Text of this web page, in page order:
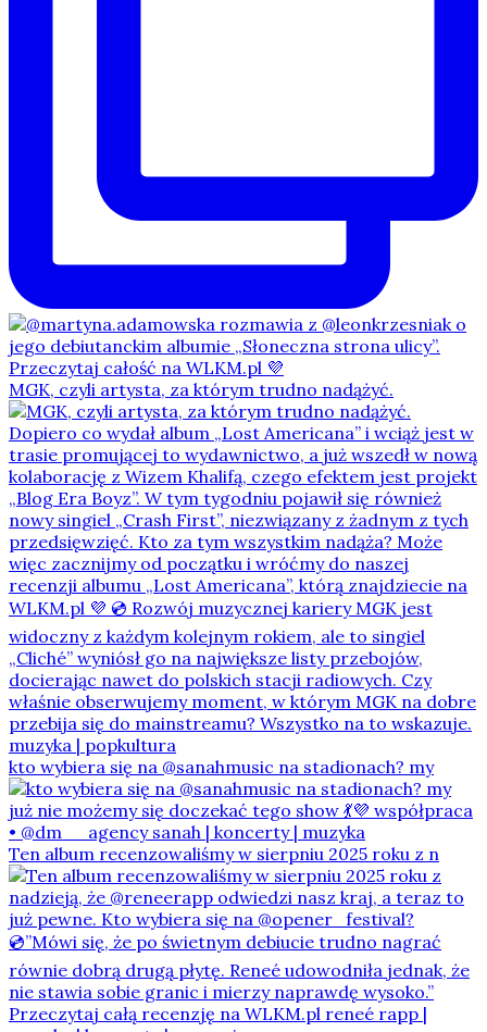
MGK, czyli artysta, za którym trudno nadążyć.
kto wybiera się na @sanahmusic na stadionach? my
Ten album recenzowaliśmy w sierpniu 2025 roku z n